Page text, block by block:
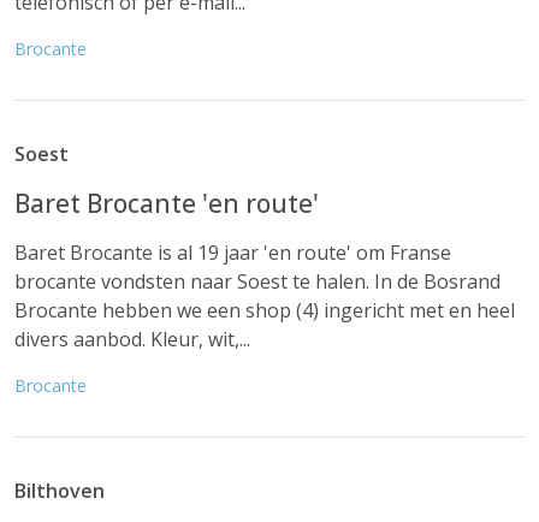
Brocante
Soest
Baret Brocante 'en route'
Baret Brocante is al 19 jaar 'en route' om Franse
brocante vondsten naar Soest te halen. In de Bosrand
Brocante hebben we een shop (4) ingericht met en heel
divers aanbod. Kleur, wit,...
Brocante
Bilthoven